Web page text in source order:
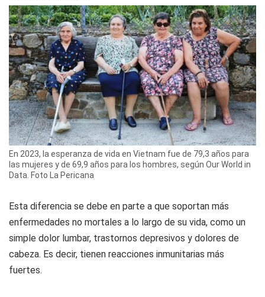
En 2023, la esperanza de vida en Vietnam fue de 79,3 años para
las mujeres y de 69,9 años para los hombres, según Our World in
Data. Foto La Pericana
Esta diferencia se debe en parte a que soportan más
enfermedades no mortales a lo largo de su vida, como un
simple dolor lumbar, trastornos depresivos y dolores de
cabeza. Es decir, tienen reacciones inmunitarias más
fuertes.